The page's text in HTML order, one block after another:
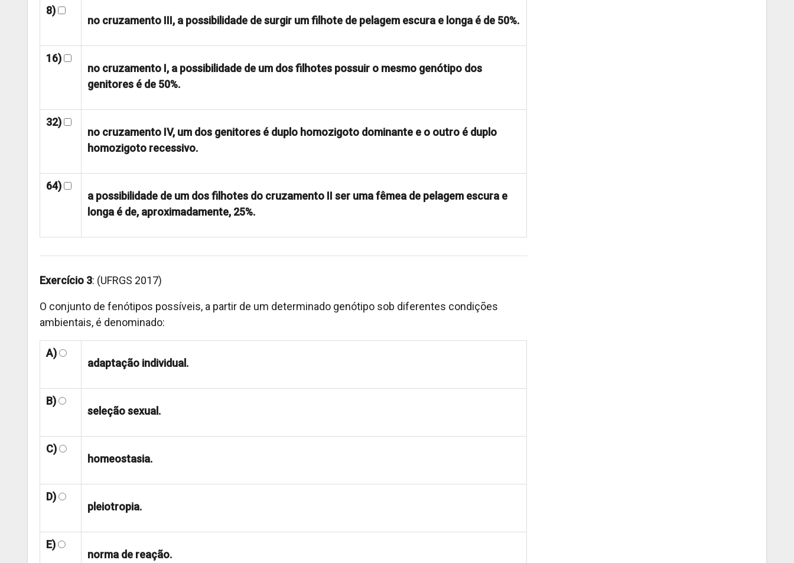
8)
no cruzamento III, a possibilidade de surgir um filhote de pelagem escura e longa é de 50%.
16)
no cruzamento I, a possibilidade de um dos filhotes possuir o mesmo genótipo dos
genitores é de 50%.
32)
no cruzamento IV, um dos genitores é duplo homozigoto dominante e o outro é duplo
homozigoto recessivo.
64)
a possibilidade de um dos filhotes do cruzamento II ser uma fêmea de pelagem escura e
longa é de, aproximadamente, 25%.
Exercício 3: (UFRGS 2017)
O conjunto de fenótipos possíveis, a partir de um determinado genótipo sob diferentes condições
ambientais, é denominado:
A)
adaptação individual.
B)
seleção sexual.
C)
homeostasia.
D)
pleiotropia.
E)
norma de reação.